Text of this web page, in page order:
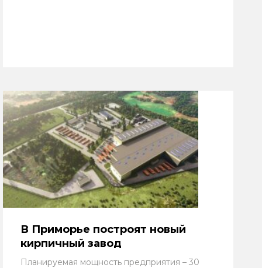
В Приморье построят новый
кирпичный завод
Планируемая мощность предприятия – 30